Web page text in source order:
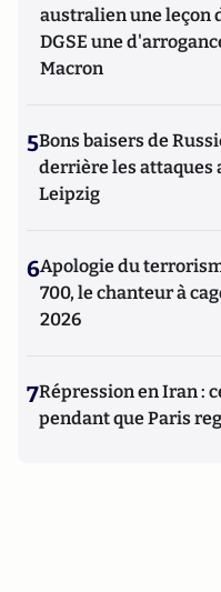
australien une leçon
DGSE une
Macron
5Bons baisers de
derrière les attaques
Leipzig
6Apologie du
700, le chanteur à
2026
7Répression en Iran :
pendant que Paris